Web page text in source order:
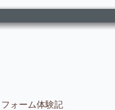
ォーム体験記